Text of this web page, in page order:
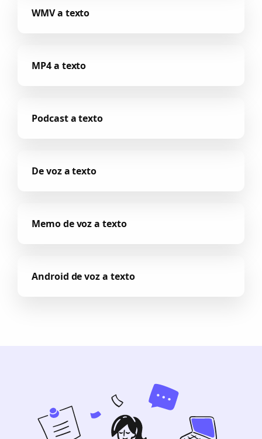
WMV a texto
MP4 a texto
Podcast a texto
De voz a texto
Memo de voz a texto
Android de voz a texto